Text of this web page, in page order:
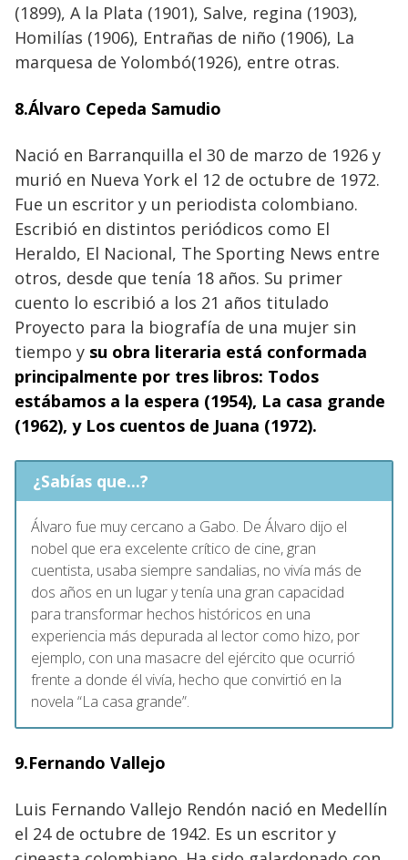
(1899), A la Plata (1901), Salve, regina (1903),
Homilías (1906), Entrañas de niño (1906), La
marquesa de Yolombó(1926), entre otras.
8.Álvaro Cepeda Samudio
Nació en Barranquilla el 30 de marzo de 1926 y
murió en Nueva York el 12 de octubre de 1972.
Fue un escritor y un periodista colombiano.
Escribió en distintos periódicos como El
Heraldo, El Nacional, The Sporting News entre
otros, desde que tenía 18 años. Su primer
cuento lo escribió a los 21 años titulado
Proyecto para la biografía de una mujer sin
tiempo y su obra literaria está conformada
principalmente por tres libros: Todos
estábamos a la espera (1954), La casa grande
(1962), y Los cuentos de Juana (1972).
¿Sabías que...?
Álvaro fue muy cercano a Gabo. De Álvaro dijo el
nobel que era excelente crítico de cine, gran
cuentista, usaba siempre sandalias, no vivía más de
dos años en un lugar y tenía una gran capacidad
para transformar hechos históricos en una
experiencia más depurada al lector como hizo, por
ejemplo, con una masacre del ejército que ocurrió
frente a donde él vivía, hecho que convirtió en la
novela “La casa grande”.
9.Fernando Vallejo
Luis Fernando Vallejo Rendón nació en Medellín
el 24 de octubre de 1942. Es un escritor y